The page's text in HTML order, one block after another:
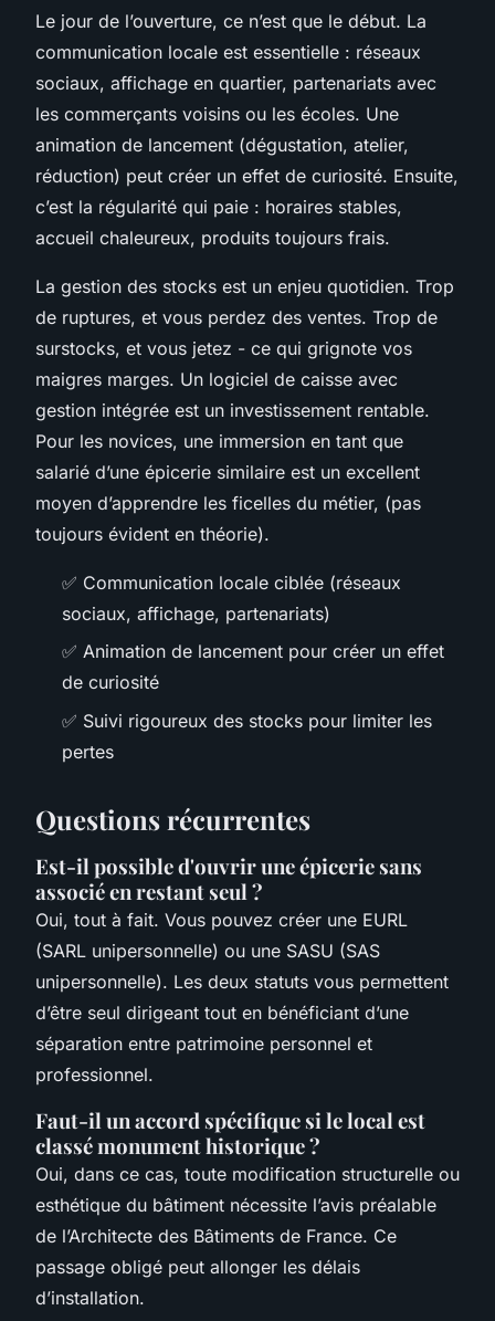
Le jour de l’ouverture, ce n’est que le début. La
communication locale est essentielle : réseaux
sociaux, affichage en quartier, partenariats avec
les commerçants voisins ou les écoles. Une
animation de lancement (dégustation, atelier,
réduction) peut créer un effet de curiosité. Ensuite,
c’est la régularité qui paie : horaires stables,
accueil chaleureux, produits toujours frais.
La gestion des stocks est un enjeu quotidien. Trop
de ruptures, et vous perdez des ventes. Trop de
surstocks, et vous jetez - ce qui grignote vos
maigres marges. Un logiciel de caisse avec
gestion intégrée est un investissement rentable.
Pour les novices, une immersion en tant que
salarié d’une épicerie similaire est un excellent
moyen d’apprendre les ficelles du métier, (pas
toujours évident en théorie).
✅ Communication locale ciblée (réseaux
sociaux, affichage, partenariats)
✅ Animation de lancement pour créer un effet
de curiosité
✅ Suivi rigoureux des stocks pour limiter les
pertes
Questions récurrentes
Est-il possible d'ouvrir une épicerie sans
associé en restant seul ?
Oui, tout à fait. Vous pouvez créer une EURL
(SARL unipersonnelle) ou une SASU (SAS
unipersonnelle). Les deux statuts vous permettent
d’être seul dirigeant tout en bénéficiant d’une
séparation entre patrimoine personnel et
professionnel.
Faut-il un accord spécifique si le local est
classé monument historique ?
Oui, dans ce cas, toute modification structurelle ou
esthétique du bâtiment nécessite l’avis préalable
de l’Architecte des Bâtiments de France. Ce
passage obligé peut allonger les délais
d’installation.